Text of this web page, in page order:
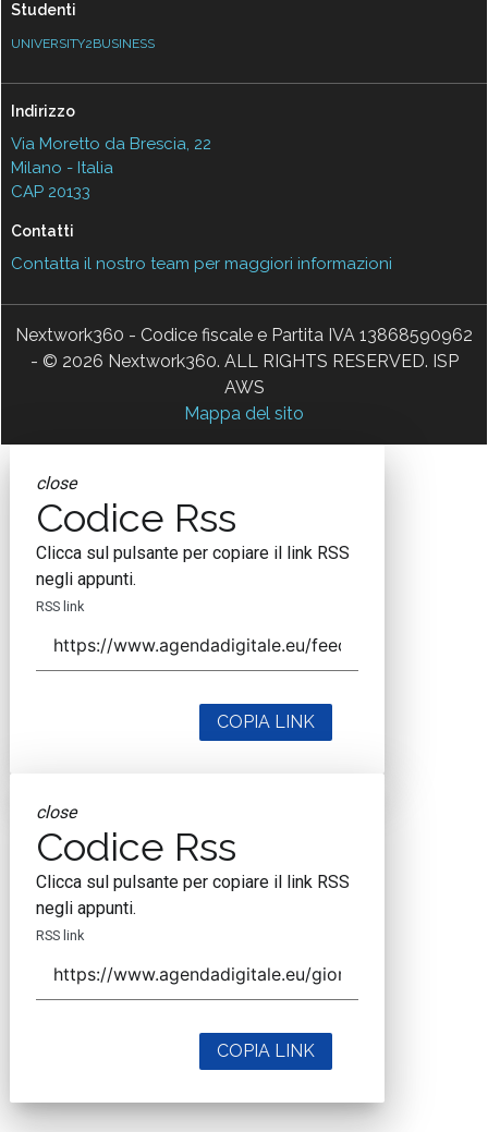
Studenti
UNIVERSITY2BUSINESS
Indirizzo
Via Moretto da Brescia, 22
Milano - Italia
CAP 20133
Contatti
Contatta il nostro team per maggiori informazioni
Nextwork360 - Codice fiscale e Partita IVA 13868590962
- © 2026 Nextwork360. ALL RIGHTS RESERVED. ISP
AWS
Mappa del sito
close
Codice Rss
Clicca sul pulsante per copiare il link RSS
negli appunti.
RSS link
COPIA LINK
close
Codice Rss
Clicca sul pulsante per copiare il link RSS
negli appunti.
RSS link
COPIA LINK